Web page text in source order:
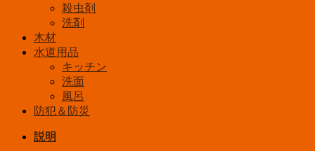
殺虫剤
洗剤
木材
水道用品
キッチン
洗面
風呂
防犯＆防災
説明